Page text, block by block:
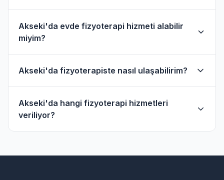
Akseki'da evde fizyoterapi hizmeti alabilir
miyim?
hizmeti sunan fizyoterapistler bulunmaktadır.
Evde hizmet filtresini kullanarak bu
fizyoterapistleri bulabilirsiniz.
Akseki'da fizyoterapiste nasıl ulaşabilirim?
telefon veya WhatsApp ile doğrudan iletişime
geçebilirsiniz.
Akseki'da hangi fizyoterapi hizmetleri
veriliyor?